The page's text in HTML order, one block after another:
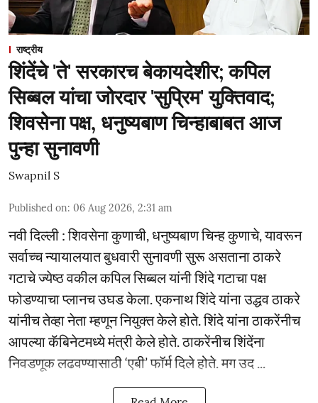
राष्ट्रीय
शिंदेंचे 'ते' सरकारच बेकायदेशीर; कपिल
सिब्बल यांचा जोरदार 'सुप्रिम' युक्तिवाद;
शिवसेना पक्ष, धनुष्यबाण चिन्हाबाबत आज
पुन्हा सुनावणी
Swapnil S
Published on: 06 Aug 2026, 2:31 am
नवी दिल्ली : शिवसेना कुणाची, धनुष्यबाण चिन्ह कुणाचे, यावरून
सर्वाच्च न्यायालयात बुधवारी सुनावणी सुरू असताना ठाकरे
गटाचे ज्येष्ठ वकील कपिल सिब्बल यांनी शिंदे गटाचा पक्ष
फोडण्याचा प्लानच उघड केला. एकनाथ शिंदे यांना उद्धव ठाकरे
यांनीच तेव्हा नेता म्हणून नियुक्त केले होते. शिंदे यांना ठाकरेंनीच
आपल्या कॅबिनेटमध्ये मंत्री केले होते. ठाकरेंनीच शिंदेंना
निवडणूक लढवण्यासाठी ‘एबी’ फॉर्म दिले होते. मग उद ...